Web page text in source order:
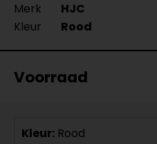
Merk
HJC
Kleur
Rood
Voorraad
Kleur: Rood